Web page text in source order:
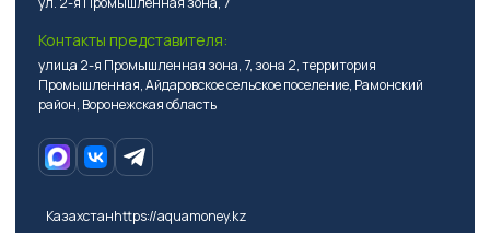
Контакты представителя:
улица 2-я Промышленная зона, 7, зона 2, территория
Промышленная, Айдаровское сельское поселение, Рамонский
район, Воронежская область
Казахстанhttps://aquamoney.kz